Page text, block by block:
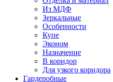
Из МДФ
Зеркальные
Особенности
Купе
Эконом
Назначение
В коридор
Для узкого коридора
Гардеробные